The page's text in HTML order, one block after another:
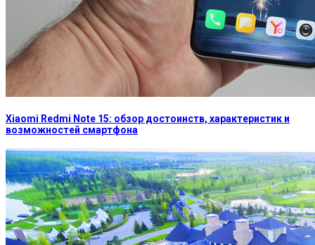
Xiaomi Redmi Note 15: обзор достоинств, характеристик и
возможностей смартфона